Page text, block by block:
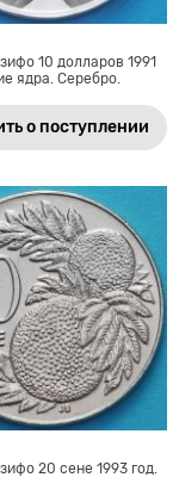
10 долларов 1991
ядра. Серебро.
о поступлении
20 сене 1993 год.